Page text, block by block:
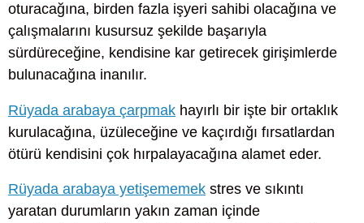
oturacağına, birden fazla işyeri sahibi olacağına ve
çalışmalarını kusursuz şekilde başarıyla
sürdüreceğine, kendisine kar getirecek girişimlerde
bulunacağına inanılır.
Rüyada arabaya çarpmak hayırlı bir işte bir ortaklık
kurulacağına, üzüleceğine ve kaçırdığı fırsatlardan
ötürü kendisini çok hırpalayacağına alamet eder.
Rüyada arabaya yetişememek stres ve sıkıntı
yaratan durumların yakın zaman içinde